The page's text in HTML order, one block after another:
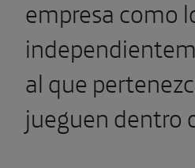
empresa como
al que
jueguen dentro